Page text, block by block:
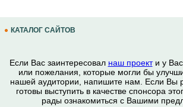
КАТАЛОГ САЙТОВ
Если Вас заинтересовал наш проекти у Вас
или пожелания, которые могли бы
нашей аудитории, напишите нам. Если Вы
готовы выступить в качестве спонсора
рады ознакомиться с Вашими